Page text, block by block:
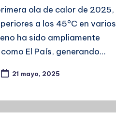
ola de calor de 2025,
a los 45°C en varios
ha sido ampliamente
El País, generando…
21 mayo, 2025